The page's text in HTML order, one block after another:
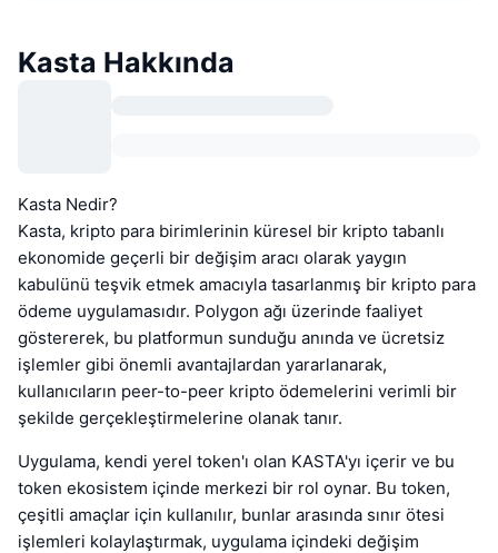
Kasta Hakkında
Kasta Nedir?
Kasta, kripto para birimlerinin küresel bir kripto tabanlı
ekonomide geçerli bir değişim aracı olarak yaygın
kabulünü teşvik etmek amacıyla tasarlanmış bir kripto para
ödeme uygulamasıdır. Polygon ağı üzerinde faaliyet
göstererek, bu platformun sunduğu anında ve ücretsiz
işlemler gibi önemli avantajlardan yararlanarak,
kullanıcıların peer-to-peer kripto ödemelerini verimli bir
şekilde gerçekleştirmelerine olanak tanır.
Uygulama, kendi yerel token'ı olan KASTA'yı içerir ve bu
token ekosistem içinde merkezi bir rol oynar. Bu token,
çeşitli amaçlar için kullanılır, bunlar arasında sınır ötesi
işlemleri kolaylaştırmak, uygulama içindeki değişim